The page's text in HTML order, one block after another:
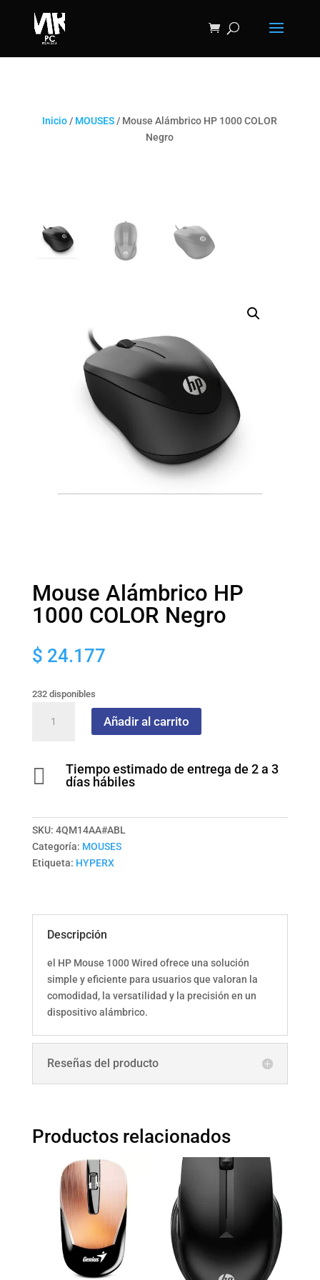
Inicio / MOUSES / Mouse Alámbrico HP 1000 COLOR
Negro
Mouse Alámbrico HP
1000 COLOR Negro
$ 24.177
232 disponibles
Alámbrico
Añadir al carrito

Tiempo estimado de entrega de 2 a 3
días hábiles
SKU: 4QM14AA#ABL
Categoría: MOUSES
Etiqueta: HYPERX
Descripción
el HP Mouse 1000 Wired ofrece una solución
simple y eficiente para usuarios que valoran la
comodidad, la versatilidad y la precisión en un
dispositivo alámbrico.
Reseñas del producto
Productos relacionados